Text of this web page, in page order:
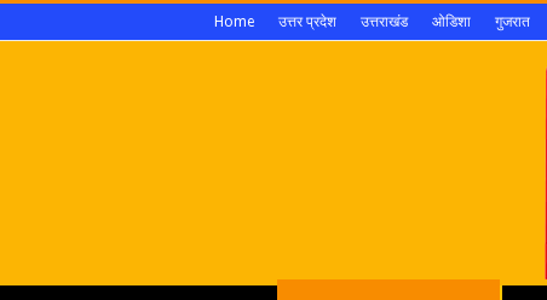
Home उत्तर प्रदेश उत्तराखंड ओडिशा गुजरात